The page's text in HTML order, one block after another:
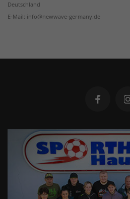
Deutschland
E-Mail: info@newwave-germany.de